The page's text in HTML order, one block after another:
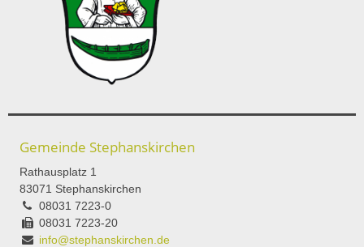
Gemeinde Stephanskirchen
Rathausplatz 1
83071 Stephanskirchen
08031 7223-0
08031 7223-20
info@stephanskirchen.de